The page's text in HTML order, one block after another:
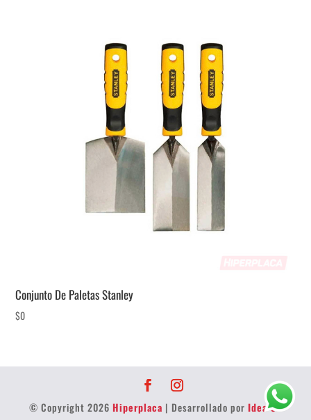
Conjunto De Paletas Stanley
$0
© Copyright 2026 Hiperplaca | Desarrollado por Idea 32